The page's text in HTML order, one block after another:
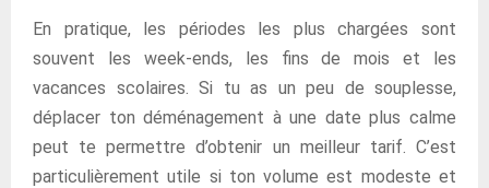
En pratique, les périodes les plus chargées sont
souvent les week-ends, les fins de mois et les
vacances scolaires. Si tu as un peu de souplesse,
déplacer ton déménagement à une date plus calme
peut te permettre d’obtenir un meilleur tarif. C’est
particulièrement utile si ton volume est modeste et